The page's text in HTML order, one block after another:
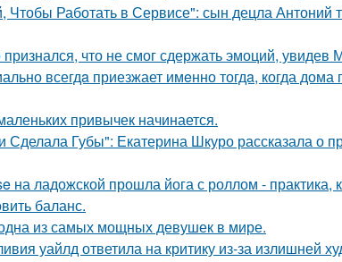
Работать в Сервисе": сын децла Антоний
что не смог сдержать эмоций,
всегдa приезжает имeнно тогдa, когда
привычек начинается.
Губы": Екатерина Шкуро рассказала о
на ладожской прошла йога с роллом - практика,
баланс.
из самых мощных девушек в мире.
уайлд ответила на критику из-за излишней